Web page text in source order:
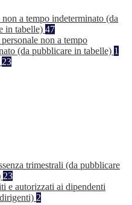
non a tempo indeterminato (da
in tabelle) 47
non a tempo
(da pubblicare in tabelle) 1
23
trimestrali (da pubblicare
23
e autorizzati ai dipendenti
2